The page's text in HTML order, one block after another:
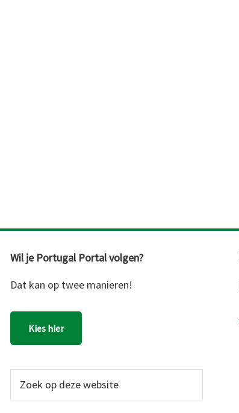
Wil je Portugal Portal volgen?
Dat kan op twee manieren!
Kies hier